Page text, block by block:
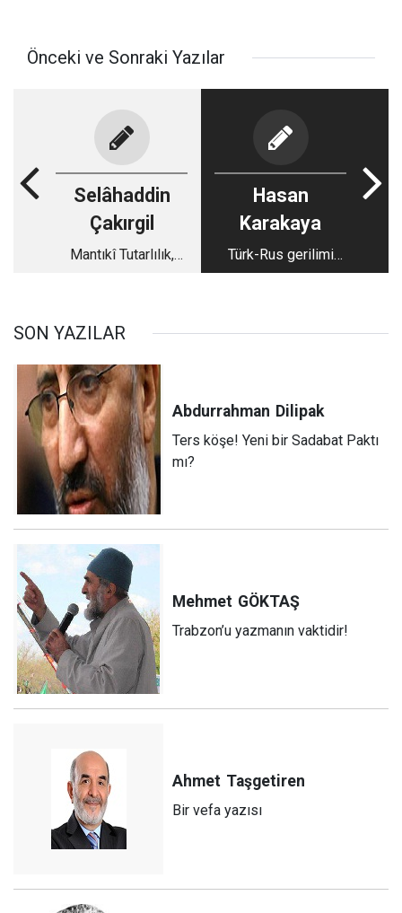
Önceki ve Sonraki Yazılar
Selâhaddin
Çakırgil
Mantıkî Tutarlılık,
Hasan
Karakaya
Türk-Rus gerilimi
medya yoluyla değil,
SON YAZILAR
Abdurrahman Dilipak
Ters köşe! Yeni bir Sadabat Paktı
mı?
Mehmet GÖKTAŞ
Trabzon’u yazmanın vaktidir!
Ahmet Taşgetiren
Bir vefa yazısı